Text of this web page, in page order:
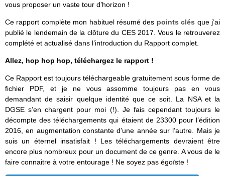
vous proposer un vaste tour d’horizon !
Ce rapport complète mon habituel résumé des points clés que j’ai
publié le lendemain de la clôture du CES 2017. Vous le retrouverez
complété et actualisé dans l’introduction du Rapport complet.
Allez, hop hop hop, téléchargez le rapport !
Ce Rapport est toujours téléchargeable gratuitement sous forme de
fichier PDF, et je ne vous assomme toujours pas en vous
demandant de saisir quelque identité que ce soit. La NSA et la
DGSE s’en chargent pour moi (!). Je fais cependant toujours le
décompte des téléchargements qui étaient de 23300 pour l’édition
2016, en augmentation constante d’une année sur l’autre. Mais je
suis un éternel insatisfait ! Les téléchargements devraient être
encore plus nombreux pour un document de ce genre. A vous de le
faire connaitre à votre entourage ! Ne soyez pas égoïste !